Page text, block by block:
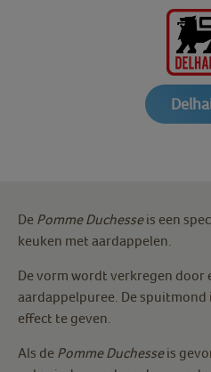
De Pomme Duchesseis een
keuken met aardappelen.
De vorm wordt verkregen door
aardappelpuree. De
effect te geven.
Als de Pomme Duchesseis